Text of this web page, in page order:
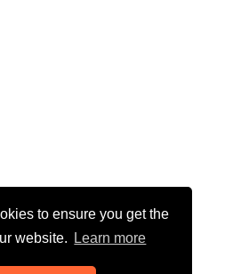
to ensure you get the
website.
Learn more